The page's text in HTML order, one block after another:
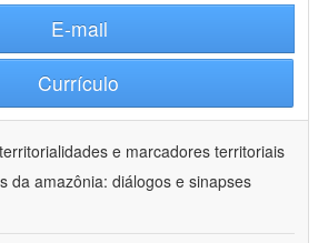
E-mail
Currículo
territorialidades e marcadores territoriais
da amazônia: diálogos e sinapses